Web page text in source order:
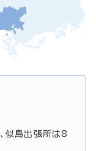
似島出張所は8